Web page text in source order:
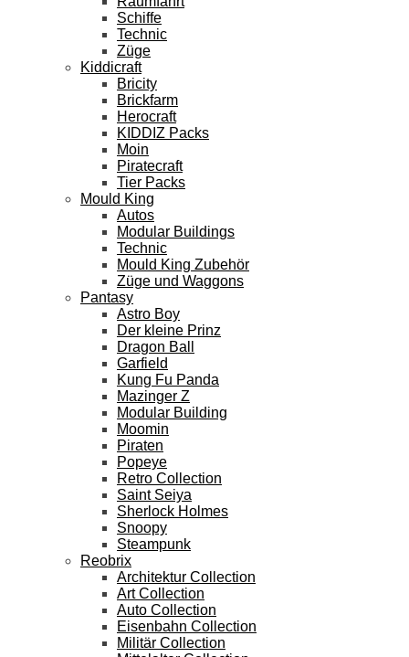
Schiffe
Technic
Züge
Kiddicraft
Bricity
Brickfarm
Herocraft
KIDDIZ Packs
Moin
Piratecraft
Tier Packs
Mould King
Autos
Modular Buildings
Technic
Mould King Zubehör
Züge und Waggons
Pantasy
Astro Boy
Der kleine Prinz
Dragon Ball
Garfield
Kung Fu Panda
Mazinger Z
Modular Building
Moomin
Piraten
Popeye
Retro Collection
Saint Seiya
Sherlock Holmes
Snoopy
Steampunk
Reobrix
Architektur Collection
Art Collection
Auto Collection
Eisenbahn Collection
Militär Collection